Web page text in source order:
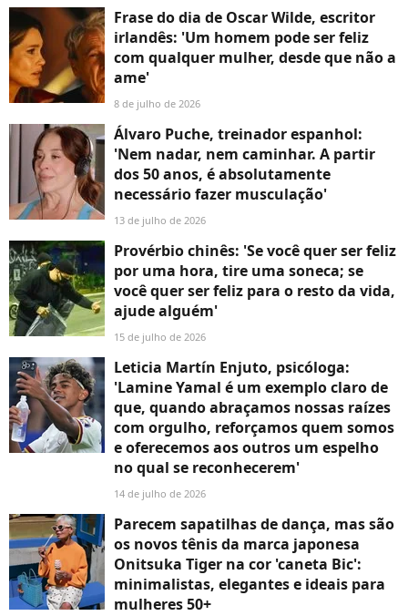
Frase do dia de Oscar Wilde, escritor
irlandês: 'Um homem pode ser feliz
com qualquer mulher, desde que não a
ame'
8 de julho de 2026
Álvaro Puche, treinador espanhol:
'Nem nadar, nem caminhar. A partir
dos 50 anos, é absolutamente
necessário fazer musculação'
13 de julho de 2026
Provérbio chinês: 'Se você quer ser feliz
por uma hora, tire uma soneca; se
você quer ser feliz para o resto da vida,
ajude alguém'
15 de julho de 2026
Leticia Martín Enjuto, psicóloga:
'Lamine Yamal é um exemplo claro de
que, quando abraçamos nossas raízes
com orgulho, reforçamos quem somos
e oferecemos aos outros um espelho
no qual se reconhecerem'
14 de julho de 2026
Parecem sapatilhas de dança, mas são
os novos tênis da marca japonesa
Onitsuka Tiger na cor 'caneta Bic':
minimalistas, elegantes e ideais para
mulheres 50+